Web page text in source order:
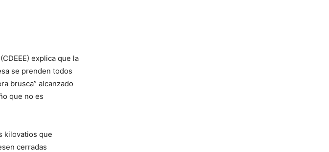
explica que la
se prenden todos
brusca” alcan­zado
que no es
ki­lovatios que
cerradas